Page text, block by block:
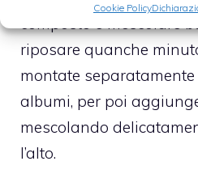
Cookie Policy
riposare quanche
montate
albumi, per poi
mescolando
l’alto.